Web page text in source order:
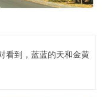
看到，蓝蓝的天和金黄